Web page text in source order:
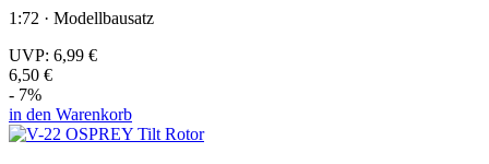
1:72 · Modellbausatz
UVP: 6,99 €
6,50 €
- 7%
in den Warenkorb